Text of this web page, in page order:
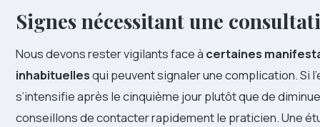
Signes nécessitant une
Nous devons rester vigilants face à certaines
inhabituellesqui peuvent signaler une complication. Si
s’intensifie après le cinquième jour plutôt que de
conseillons de contacter rapidement le praticien. Une